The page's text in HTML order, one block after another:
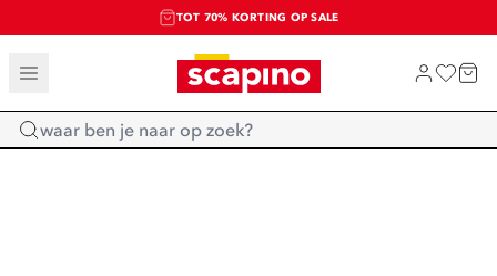
TOT 70% KORTING OP SALE
SALE: LAATSTE KANS!
SHOP NIEUW
Home